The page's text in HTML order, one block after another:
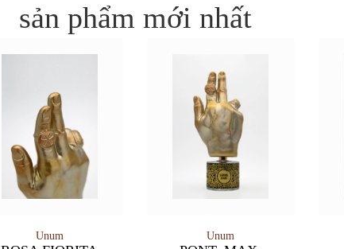
sản phẩm mới nhất
Unum Unum